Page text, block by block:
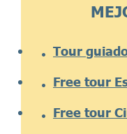
Tour
Free tour
Free tour